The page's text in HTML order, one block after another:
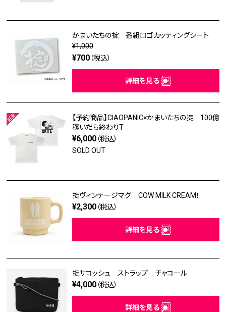
かまいたちの掟 番組ロゴカッティングシート
¥1,000
¥700 （税込）
詳細を見る
【予約商品】CIAOPANIC×かまいたちの掟 100億
稼いだら終わりT
¥6,000 （税込）
SOLD OUT
掟ヴィンテージマグ COW MILK CREAM！
¥2,300 （税込）
詳細を見る
掟サコッシュ ストラップ チャコール
¥4,000 （税込）
詳細を見る